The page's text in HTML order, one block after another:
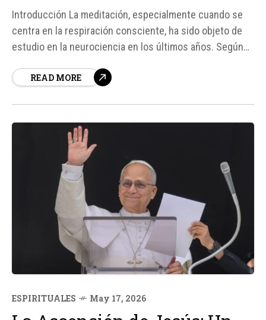
Introducción La meditación, especialmente cuando se
centra en la respiración consciente, ha sido objeto de
estudio en la neurociencia en los últimos años. Según
dedicado su carrera a entender cómo el control
READ MORE
ESPIRITUALES May 17, 2026